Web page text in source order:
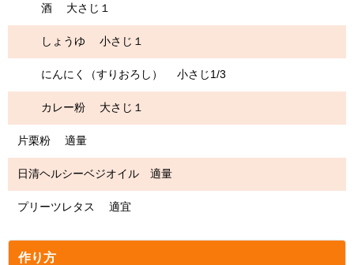
酒 大さじ１
しょうゆ 小さじ１
にんにく（すりおろし） 小さじ1/3
カレー粉 大さじ１
片栗粉 適量
日清ヘルシーベジオイル 適量
プリーツレタス 適宜
作り方